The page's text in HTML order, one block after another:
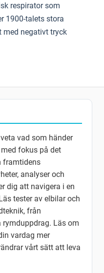
respirator som
1900-talets stora
med negativt tryck
vad som händer
fokus på det
framtidens
analyser och
dig att navigera i en
tester av elbilar och
från
Läs om
vardag mer
vårt sätt att leva